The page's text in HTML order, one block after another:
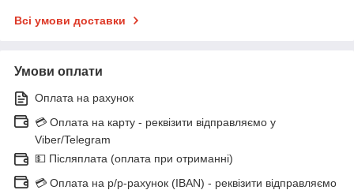
Всі умови доставки
Умови оплати
Оплата на рахунок
💳 Оплата на карту - реквізити відправляємо у
Viber/Telegram
💵 Післяплата (оплата при отриманні)
💳 Оплата на р/р-рахунок (IBAN) - реквізити відправляємо